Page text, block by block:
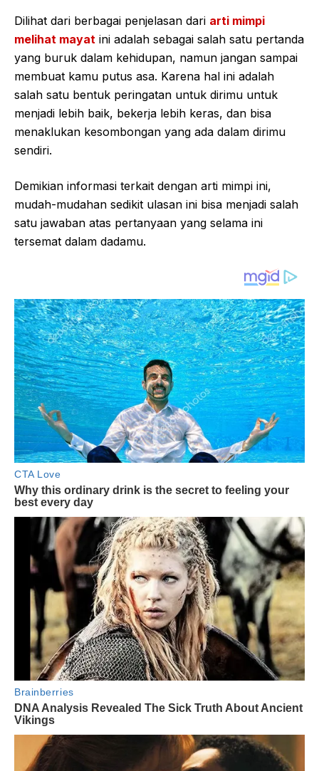
Dilihat dari berbagai penjelasan dari arti mimpi
melihat mayat ini adalah sebagai salah satu pertanda
yang buruk dalam kehidupan, namun jangan sampai
membuat kamu putus asa. Karena hal ini adalah
salah satu bentuk peringatan untuk dirimu untuk
menjadi lebih baik, bekerja lebih keras, dan bisa
menaklukan kesombongan yang ada dalam dirimu
sendiri.
Demikian informasi terkait dengan arti mimpi ini,
mudah-mudahan sedikit ulasan ini bisa menjadi salah
satu jawaban atas pertanyaan yang selama ini
tersemat dalam dadamu.